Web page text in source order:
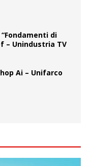
di
– Unindustria TV
Ai – Unifarco